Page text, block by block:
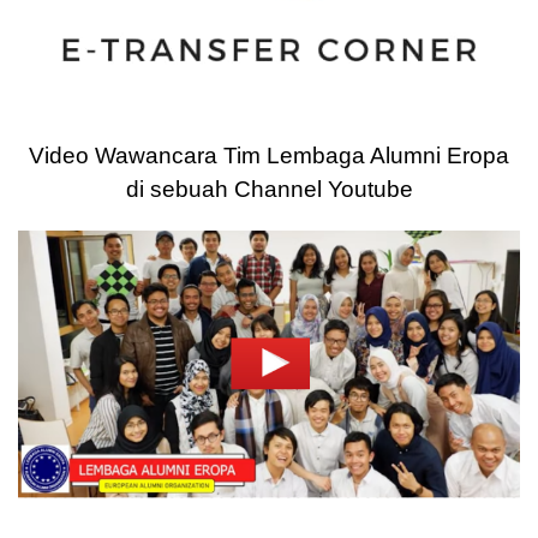
Video Wawancara Tim Lembaga Alumni Eropa
di sebuah Channel Youtube